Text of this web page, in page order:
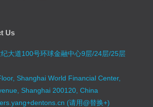
Us
大道100号环球金融中心9层/24层/25层
Shanghai World Financial Center,
Shanghai 200120, China
(请用@替换+)